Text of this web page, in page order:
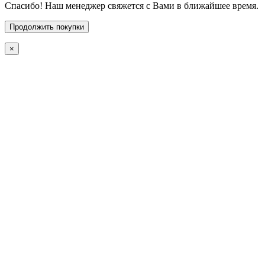
Спасибо! Наш менеджер свяжется с Вами в ближайшее время.
Продолжить покупки
×